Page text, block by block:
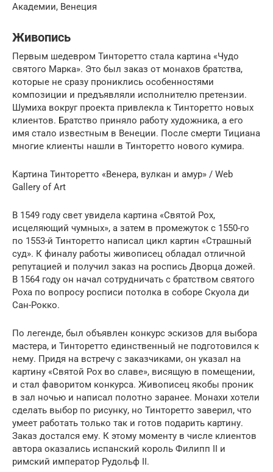
Академии, Венеция
Живопись
Первым шедевром Тинторетто стала картина «Чудо
святого Марка». Это был заказ от монахов братства,
которые не сразу прониклись особенностями
композиции и предъявляли исполнителю претензии.
Шумиха вокруг проекта привлекла к Тинторетто новых
клиентов. Братство приняло работу художника, а его
имя стало известным в Венеции. После смерти Тициана
многие клиенты нашли в Тинторетто нового кумира.
Картина Тинторетто «Венера, вулкан и амур» / Web
Gallery of Art
В 1549 году свет увидела картина «Святой Рох,
исцеляющий чумных», а затем в промежуток с 1550-го
по 1553-й Тинторетто написал цикл картин «Страшный
суд». К финалу работы живописец обладал отличной
репутацией и получил заказ на роспись Дворца дожей.
В 1564 году он начал сотрудничать с братством святого
Роха по вопросу росписи потолка в соборе Скуола ди
Сан-Рокко.
По легенде, был объявлен конкурс эскизов для выбора
мастера, и Тинторетто единственный не подготовился к
нему. Придя на встречу с заказчиками, он указал на
картину «Святой Рох во славе», висящую в помещении,
и стал фаворитом конкурса. Живописец якобы проник
в зал ночью и написал полотно заранее. Монахи хотели
сделать выбор по рисунку, но Тинторетто заверил, что
умеет работать только так и готов подарить картину.
Заказ достался ему. К этому моменту в числе клиентов
автора оказались испанский король Филипп II и
римский император Рудольф II.